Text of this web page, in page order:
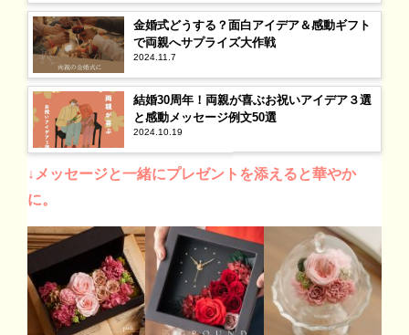
金婚式どうする？面白アイデア＆感動ギフト
で両親へサプライズ大作戦
2024.11.7
結婚30周年！両親が喜ぶお祝いアイデア３選
と感動メッセージ例文50選
2024.10.19
↓メッセージと一緒にプレゼントを添えると華やか
に。